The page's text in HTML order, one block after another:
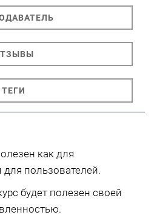
ТЕГИ
как для
для пользователей.
будет полезен своей